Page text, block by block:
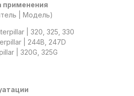
применения
| Модель)
| 320, 325, 330
| 244B, 247D
| 320G, 325G